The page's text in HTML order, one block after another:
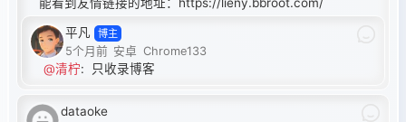
平凡 博主
5个月前 安卓 Chrome133
@清柠: 只收录博客
dataoke